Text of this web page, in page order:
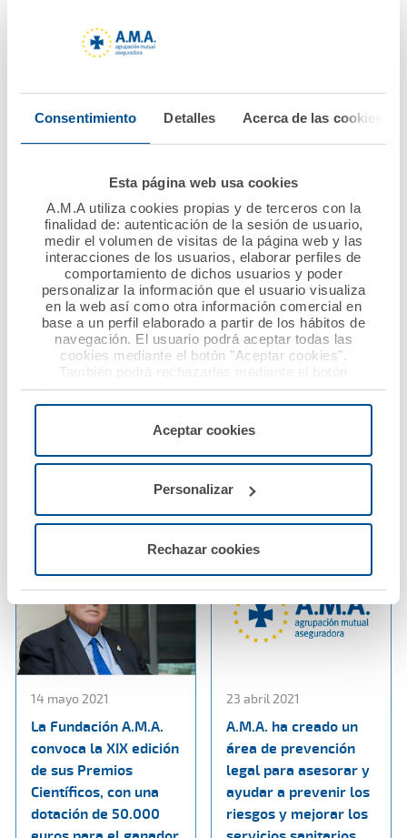
Consentimiento Detalles Acerca de las cookies
Esta página web usa cookies
A.M.A utiliza cookies propias y de terceros con la
finalidad de: autenticación de la sesión de usuario,
medir el volumen de visitas de la página web y las
interacciones de los usuarios, elaborar perfiles de
comportamiento de dichos usuarios y poder
personalizar la información que el usuario visualiza
en la web así como otra información comercial en
base a un perfil elaborado a partir de los hábitos de
navegación. El usuario podrá aceptar todas las
cookies mediante el botón "Aceptar cookies".
También podrá rechazarlas mediante el botón
"Rechazar", donde se rechazarán todas las cookies
menos las necesarias para permitir el acceso a los
configurarlas usando el botón “Personalizar".
Aceptar cookies
Personalizar
Rechazar cookies
colaboración entre
A.M.A. y el Colegio de
Ver noticia
60.000 euros
28 mayo 2021
A.M.A. aumenta su
hasta superar los 12
millones de euros
18 mayo 2021
Acuerdo de
Colegio de Enfermería
de Teruel y A.M.A.
14 mayo 2021
La Fundación A.M.A.
convoca la XIX edición
de sus Premios
Científicos, con una
dotación de 50.000
23 abril 2021
A.M.A. ha creado un
área de prevención
legal para asesorar y
ayudar a prevenir los
riesgos y mejorar los